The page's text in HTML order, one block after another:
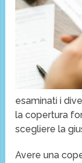
esaminati i
la copertura
scegliere la
Avere una